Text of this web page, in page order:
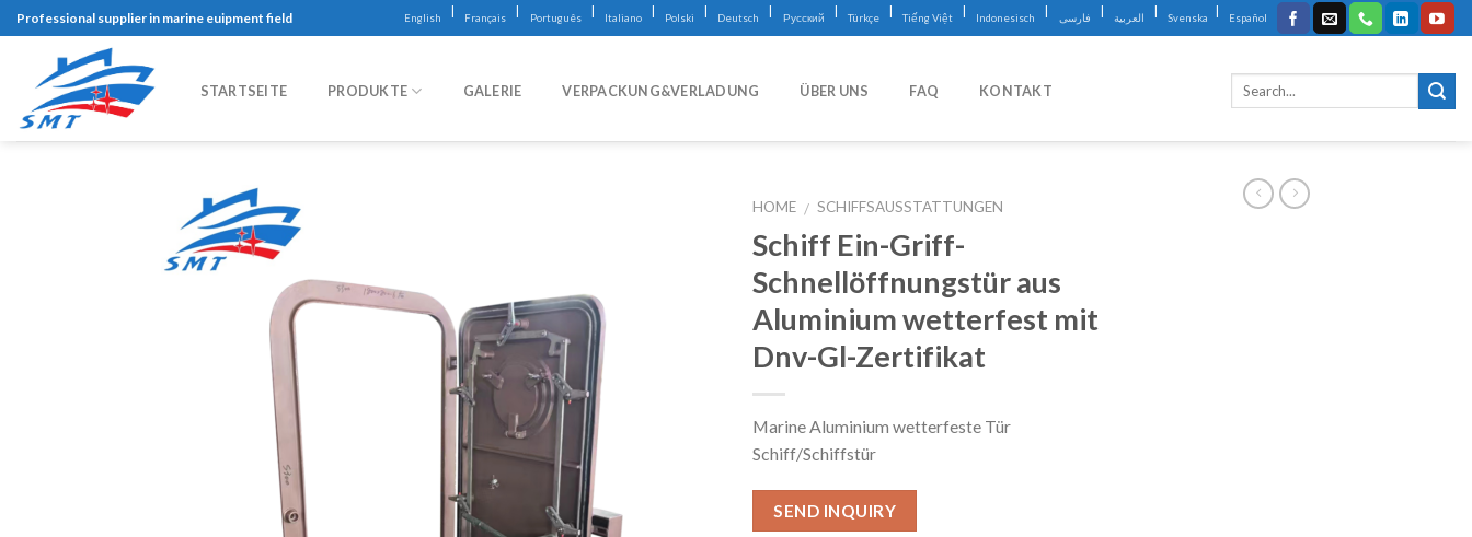
Skip
to
content
Professional supplier in marine euipment field English | Français | Português | Italiano | Polski | Deutsch | Русский | Türkçe | Tiếng Việt | Indonesisch | فارسی | العربية | Svenska | Español
STARTSEITE PRODUKTE GALERIE VERPACKUNG&VERLADUNG ÜBER UNS FAQ KONTAKT
HOME / SCHIFFSAUSSTATTUNGEN
Schiff Ein-Griff-
Schnellöffnungstür aus
Aluminium wetterfest mit
Dnv-Gl-Zertifikat
Marine Aluminium wetterfeste Tür
Schiff/Schiffstür
SEND INQUIRY